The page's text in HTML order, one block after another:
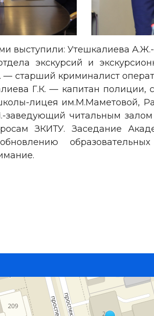
Утешкалиева
экскурсий и
старший криминалист
Г.К. — капитан полиции,
лицея им.М.Маметовой,
читальным
ЗКИТУ. Заседание